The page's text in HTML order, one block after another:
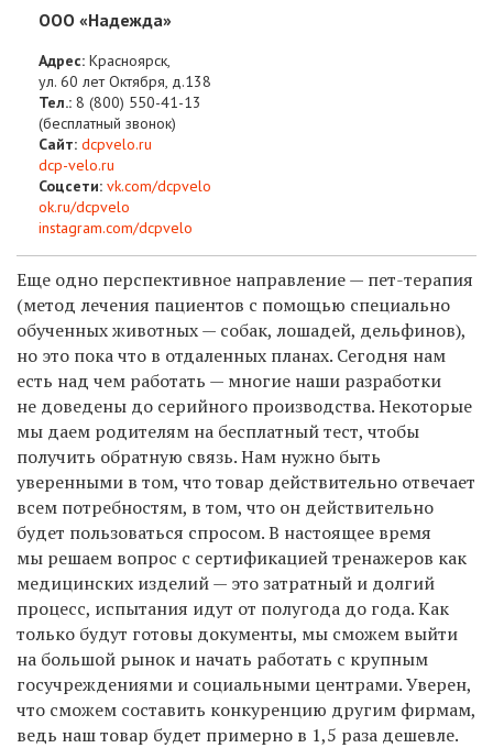
ООО «Надежда»
Адрес: Красноярск,
ул. 60 лет Октября, д.138
Тел.: 8 (800) 550-41-13
(бесплатный звонок)
Сайт: dcpvelo.ru
dcp-velo.ru
Соцсети: vk.com/dcpvelo
ok.ru/dcpvelo
instagram.com/dcpvelo
Еще одно перспективное направление — пет-терапия
(метод лечения пациентов с помощью специально
обученных животных — собак, лошадей, дельфинов),
но это пока что в отдаленных планах. Сегодня нам
есть над чем работать — многие наши разработки
не доведены до серийного производства. Некоторые
мы даем родителям на бесплатный тест, чтобы
получить обратную связь. Нам нужно быть
уверенными в том, что товар действительно отвечает
всем потребностям, в том, что он действительно
будет пользоваться спросом. В настоящее время
мы решаем вопрос с сертификацией тренажеров как
медицинских изделий — это затратный и долгий
процесс, испытания идут от полугода до года. Как
только будут готовы документы, мы сможем выйти
на большой рынок и начать работать с крупным
госучреждениями и социальными центрами. Уверен,
что сможем составить конкуренцию другим фирмам,
ведь наш товар будет примерно в 1,5 раза дешевле.